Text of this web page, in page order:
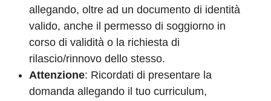
allegando, oltre ad un documento di identità
valido, anche il permesso di soggiorno in
corso di validità o la richiesta di
rilascio/rinnovo dello stesso.
Attenzione: Ricordati di presentare la
domanda allegando il tuo curriculum,